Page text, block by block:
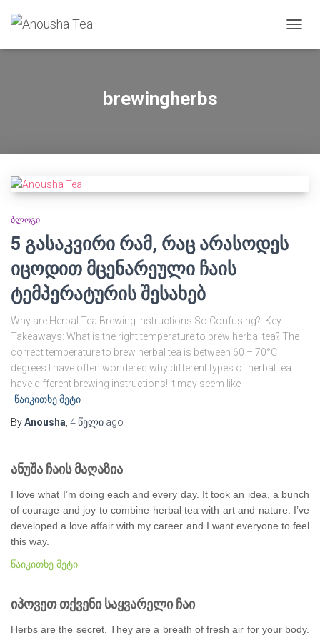
brewingherbs
ᲑᲚᲝᲒᲘ
5 გასაკვირი რამ, რაც არასოდეს
იცოდით მცენარეული ჩაის
ტემპერატურის შესახებ
Why are Herbal Tea Brewing Instructions So Confusing? Key
Takeaways: What is the right temperature to brew herbal tea? The
correct temperature to brew herbal tea is between 60 – 70°C
degrees I have often wondered why different types of herbal tea
have different brewing instructions! It may seem like
წაიკითხე მეტი
ByAnousha, 4 წელი ago
ანუშა ჩაის მაღაზია
I love what I’m doing each and every day. It took an idea, a bunch
of courage and joy to combine herbal tea with art and nature. I’ve
developed a love affair with my career and I want everyone to feel
this way.
წაიკითხე მეტი
იპოვეთ თქვენი საყვარელი ჩაი
Herbs are the secret. They are a breath of fresh air for your body.